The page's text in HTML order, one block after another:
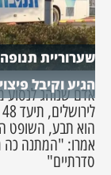
הגיע וקיבל פיצוי
אדם שנוהג לנסוע
אמרו: "המתנה כה
סדרתיים"